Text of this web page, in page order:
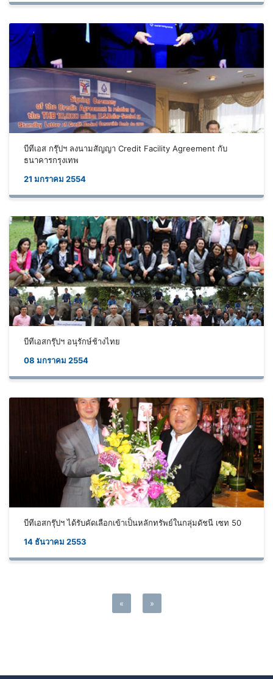
บีทีเอส กรุ๊ปฯ ลงนามสัญญา Credit Facility Agreement กับ
ธนาคารกรุงเทพ
21 มกราคม 2554
บีทีเอสกรุ๊ปฯ อนุรักษ์ช้างไทย
08 มกราคม 2554
บีทีเอสกรุ๊ปฯ ได้รับคัดเลือกเข้าเป็นหลักทรัพย์ในกลุ่มดัชนี เซท 50
14 ธันวาคม 2553
« »